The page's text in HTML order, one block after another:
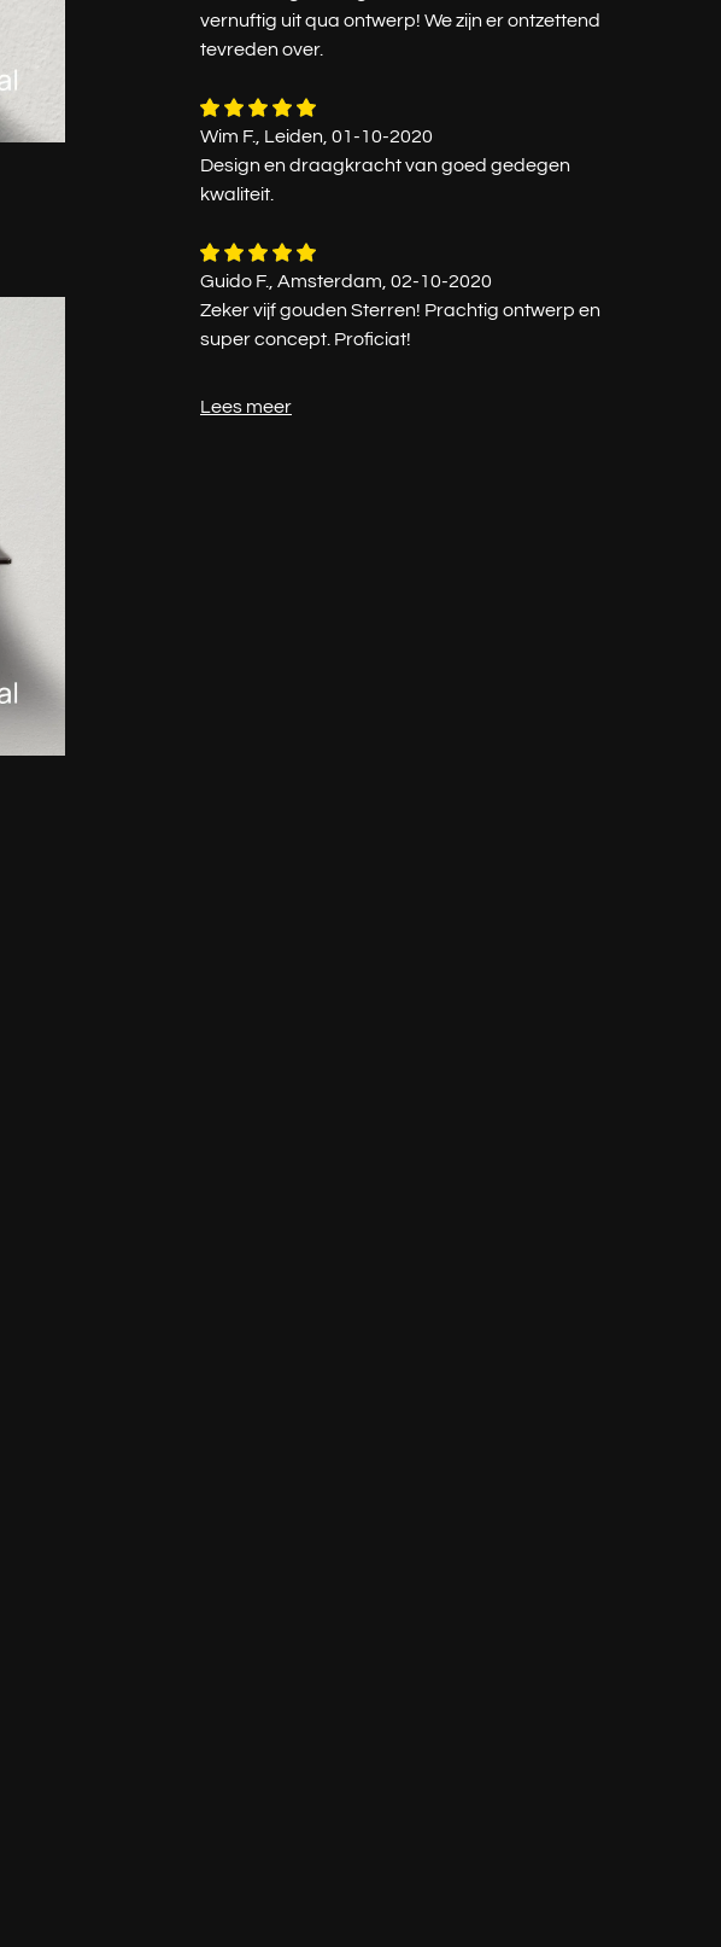
vernuftig uit qua ontwerp! We zijn er ontzettend
tevreden over.
Wim F., Leiden, 01-10-2020
Design en draagkracht van goed gedegen
kwaliteit.
Guido F., Amsterdam, 02-10-2020
Zeker vijf gouden Sterren! Prachtig ontwerp en
super concept. Proficiat!
Lees meer